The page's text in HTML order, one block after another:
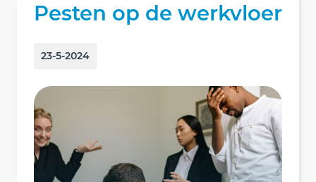
Pesten op de werkvloer
23-5-2024